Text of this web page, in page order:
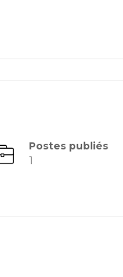
Postes publiés
1